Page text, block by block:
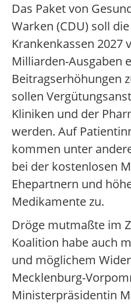
Das Paket von
Warken (CDU) soll
Krankenkassen 2027
Milliarden-Ausgaben
Beitragserhöhungen
sollen
Kliniken und der
werden. Auf
kommen unter
bei der kostenlosen
Ehepartnern und
Medikamente zu.
Dröge mutmaßte im
Koalition habe auch
und möglichem
Mecklenburg-
Ministerpräsidentin